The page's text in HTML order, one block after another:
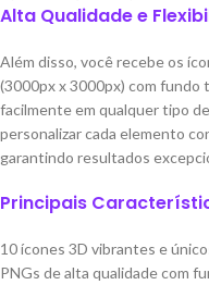
Alta Qualidade e
Além disso, você recebe os
(3000px x 3000px) com
facilmente em qualquer tipo
personalizar cada elemento
garantindo resultados
Principais
10 ícones 3D vibrantes e
PNGs de alta qualidade com